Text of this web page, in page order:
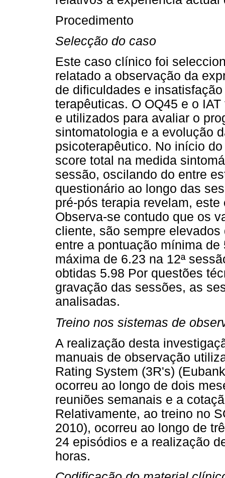
Procedimento
Selecção do caso
Este caso clínico foi
relatado a observação da
de dificuldades e
terapêuticas. O OQ45 e o
e utilizados para avaliar o
sintomatologia e a evolução
psicoterapêutico. No início
score total na medida
sessão, oscilando do entre
questionário ao longo das
pré-pós terapia revelam,
Observa-se contudo que os
cliente, são sempre
entre a pontuação mínima
máxima de 6.23 na 12ª
obtidas 5.98 Por questões
gravação das sessões, as
analisadas.
Treino nos sistemas de
A realização desta
manuais de observação
Rating System (3R's)
ocorreu ao longo de dois
reuniões semanais e a
Relativamente, ao treino no
2010), ocorreu ao longo de
24 episódios e a realização
horas.